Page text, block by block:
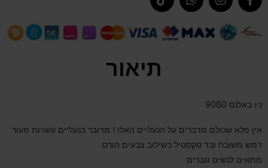
תיאור
ניו באלנס 9060
אין פלא שכולם מדברים על הנעליים האלו ! מדובר בנעליים עשויות מעור
ז’מש משובח ובד טקסטיל בשילוב צבעים הורס.
מתאים לנשים וגברים